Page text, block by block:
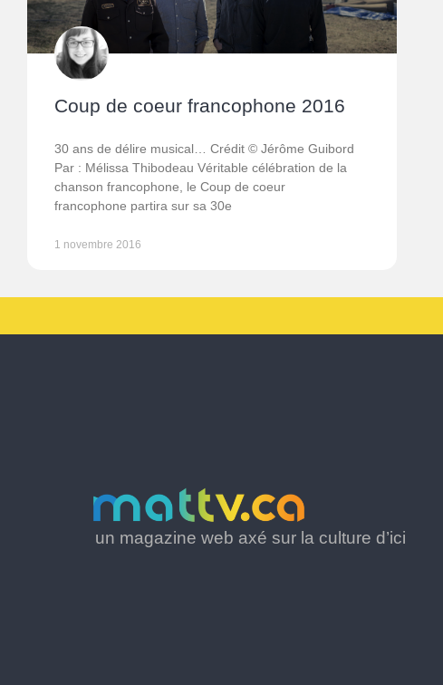
Coup de coeur francophone 2016
30 ans de délire musical… Crédit © Jérôme Guibord
Par : Mélissa Thibodeau Véritable célébration de la
chanson francophone, le Coup de coeur
francophone partira sur sa 30e
1 novembre 2016
un magazine web axé sur la culture d’ici